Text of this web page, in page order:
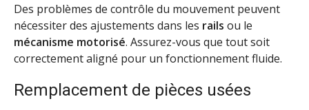
Des problèmes de contrôle du mouvement peuvent
nécessiter des ajustements dans les rails ou le
mécanisme motorisé. Assurez-vous que tout soit
correctement aligné pour un fonctionnement fluide.
Remplacement de pièces usées